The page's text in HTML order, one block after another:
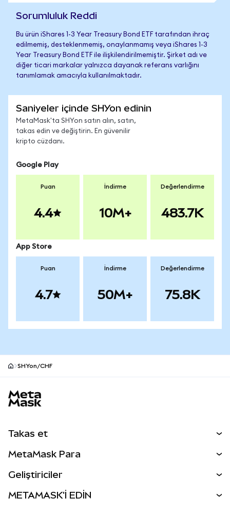
Sorumluluk Reddi
Bu ürün iShares 1-3 Year Treasury Bond ETF tarafından ihraç
edilmemiş, desteklenmemiş, onaylanmamış veya iShares 1-3
Year Treasury Bond ETF ile ilişkilendirilmemiştir. Şirket adı ve
diğer ticari markalar yalnızca dayanak referans varlığını
tanımlamak amacıyla kullanılmaktadır.
Saniyeler içinde SHYon edinin
MetaMask'ta SHYon satın alın, satın,
takas edin ve değiştirin. En güvenilir
kripto cüzdanı.
Google Play
Puan
4.4
İndirme
10M+
Değerlendirme
483.7K
App Store
Puan
4.7
İndirme
50M+
Değerlendirme
75.8K
SHYon/CHF
Takas et
Perps
RWA'lar
MetaMask Para
Geliştiriciler
METAMASK'İ EDİN